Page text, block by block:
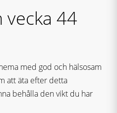
vecka 44
med god och hälsosam
att äta efter detta
behålla den vikt du har